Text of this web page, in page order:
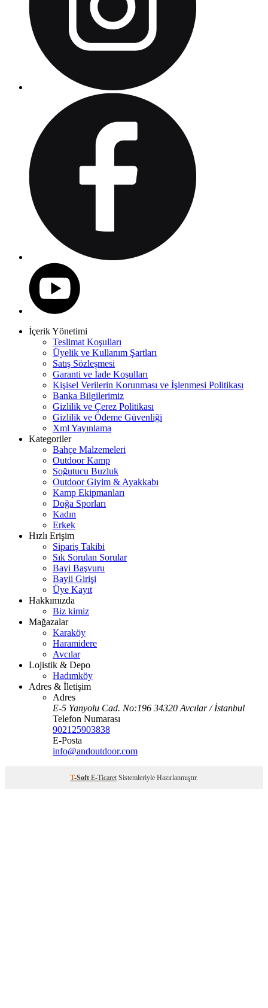
İçerik Yönetimi
Teslimat Koşulları
Üyelik ve Kullanım Şartları
Satış Sözleşmesi
Garanti ve İade Koşulları
Kişisel Verilerin Korunması ve İşlenmesi Politikası
Banka Bilgilerimiz
Gizlilik ve Çerez Politikası
Gizlilik ve Ödeme Güvenliği
Xml Yayınlama
Kategoriler
Bahçe Malzemeleri
Outdoor Kamp
Soğutucu Buzluk
Outdoor Giyim & Ayakkabı
Kamp Ekipmanları
Doğa Sporları
Kadın
Erkek
Hızlı Erişim
Sipariş Takibi
Sık Sorulan Sorular
Bayi Başvuru
Bayii Girişi
Üye Kayıt
Hakkımızda
Biz kimiz
Mağazalar
Karaköy
Haramidere
Avcılar
Lojistik & Depo
Hadımköy
Adres & İletişim
Adres
E-5 Yanyolu Cad. No:196 34320 Avcılar / İstanbul
Telefon Numarası
902125903838
E-Posta
info@andoutdoor.com
T-Soft E-Ticaret Sistemleriyle Hazırlanmıştır.